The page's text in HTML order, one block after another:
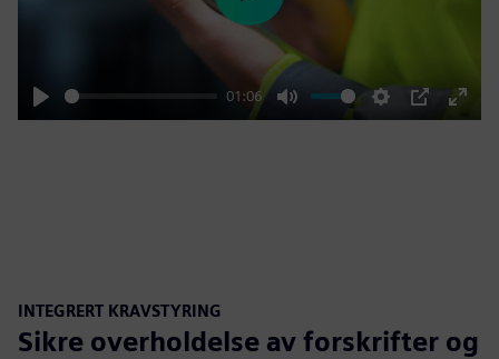
Play
01:06
Mute Settings
PIP
Enter
Play
INTEGRERT KRAVSTYRING
Sikre overholdelse av forskrifter og